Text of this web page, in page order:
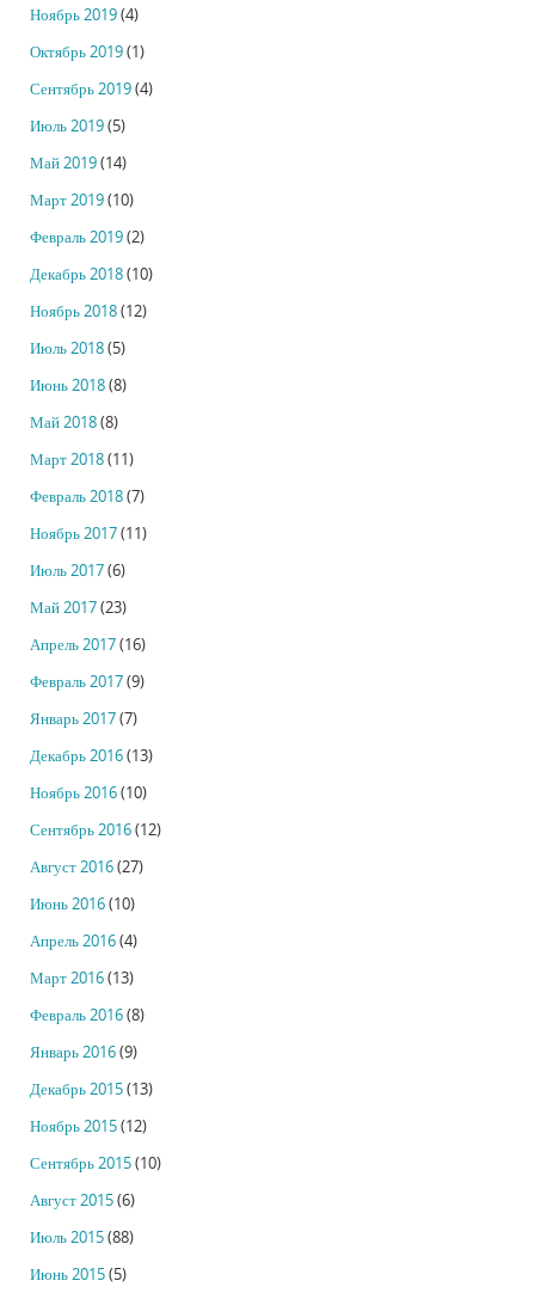
Ноябрь 2019(4)
Октябрь 2019(1)
Сентябрь 2019(4)
Июль 2019(5)
Май 2019(14)
Март 2019(10)
Февраль 2019(2)
Декабрь 2018(10)
Ноябрь 2018(12)
Июль 2018(5)
Июнь 2018(8)
Май 2018(8)
Март 2018(11)
Февраль 2018(7)
Ноябрь 2017(11)
Июль 2017(6)
Май 2017(23)
Апрель 2017(16)
Февраль 2017(9)
Январь 2017(7)
Декабрь 2016(13)
Ноябрь 2016(10)
Сентябрь 2016(12)
Август 2016(27)
Июнь 2016(10)
Апрель 2016(4)
Март 2016(13)
Февраль 2016(8)
Январь 2016(9)
Декабрь 2015(13)
Ноябрь 2015(12)
Сентябрь 2015(10)
Август 2015(6)
Июль 2015(88)
Июнь 2015(5)